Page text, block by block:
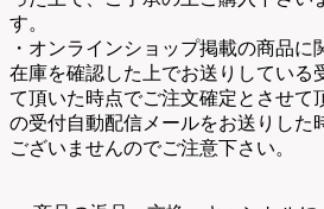
す。
・オンラインショップ掲載の商品に
在庫を確認した上でお送りしている
て頂いた時点でご注文確定とさせて
の受付自動配信メールをお送りした
ございませんのでご注意下さい。